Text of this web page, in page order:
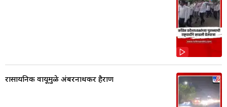
रासायनिक वायूमुळे अंबरनाथकर हैराण